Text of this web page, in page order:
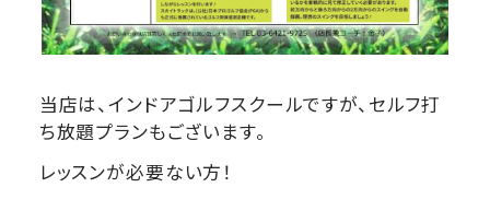
当店は、インドアゴルフスクールですが、セルフ打
ち放題プランもございます。
レッスンが必要ない方！